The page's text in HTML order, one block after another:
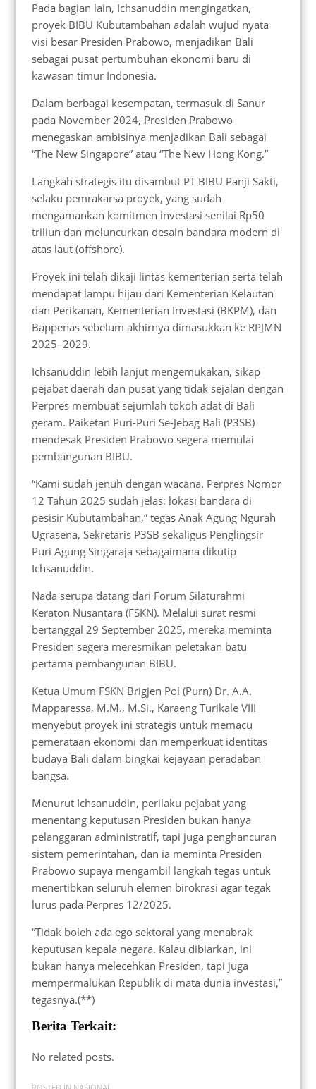
Pada bagian lain, Ichsanuddin mengingatkan,
proyek BIBU Kubutambahan adalah wujud nyata
visi besar Presiden Prabowo, menjadikan Bali
sebagai pusat pertumbuhan ekonomi baru di
kawasan timur Indonesia.
Dalam berbagai kesempatan, termasuk di Sanur
pada November 2024, Presiden Prabowo
menegaskan ambisinya menjadikan Bali sebagai
“The New Singapore” atau “The New Hong Kong.”
Langkah strategis itu disambut PT BIBU Panji Sakti,
selaku pemrakarsa proyek, yang sudah
mengamankan komitmen investasi senilai Rp50
triliun dan meluncurkan desain bandara modern di
atas laut (offshore).
Proyek ini telah dikaji lintas kementerian serta telah
mendapat lampu hijau dari Kementerian Kelautan
dan Perikanan, Kementerian Investasi (BKPM), dan
Bappenas sebelum akhirnya dimasukkan ke RPJMN
2025–2029.
Ichsanuddin lebih lanjut mengemukakan, sikap
pejabat daerah dan pusat yang tidak sejalan dengan
Perpres membuat sejumlah tokoh adat di Bali
geram. Paiketan Puri-Puri Se-Jebag Bali (P3SB)
mendesak Presiden Prabowo segera memulai
pembangunan BIBU.
“Kami sudah jenuh dengan wacana. Perpres Nomor
12 Tahun 2025 sudah jelas: lokasi bandara di
pesisir Kubutambahan,” tegas Anak Agung Ngurah
Ugrasena, Sekretaris P3SB sekaligus Penglingsir
Puri Agung Singaraja sebagaimana dikutip
Ichsanuddin.
Nada serupa datang dari Forum Silaturahmi
Keraton Nusantara (FSKN). Melalui surat resmi
bertanggal 29 September 2025, mereka meminta
Presiden segera meresmikan peletakan batu
pertama pembangunan BIBU.
Ketua Umum FSKN Brigjen Pol (Purn) Dr. A.A.
Mapparessa, M.M., M.Si., Karaeng Turikale VIII
menyebut proyek ini strategis untuk memacu
pemerataan ekonomi dan memperkuat identitas
budaya Bali dalam bingkai kejayaan peradaban
bangsa.
Menurut Ichsanuddin, perilaku pejabat yang
menentang keputusan Presiden bukan hanya
pelanggaran administratif, tapi juga penghancuran
sistem pemerintahan, dan ia meminta Presiden
Prabowo supaya mengambil langkah tegas untuk
menertibkan seluruh elemen birokrasi agar tegak
lurus pada Perpres 12/2025.
“Tidak boleh ada ego sektoral yang menabrak
keputusan kepala negara. Kalau dibiarkan, ini
bukan hanya melecehkan Presiden, tapi juga
mempermalukan Republik di mata dunia investasi,”
tegasnya.(**)
Berita Terkait:
No related posts.